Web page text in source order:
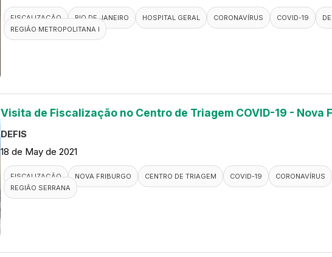
FISCALIZAÇÃO RIO DE JANEIRO HOSPITAL GERAL CORONAVÍRUS COVID-19
REGIÃO METROPOLITANA I
Visita de Fiscalização no Centro de Triagem COVID-19 - Nova
DEFIS
18 de May de 2021
FISCALIZAÇÃO NOVA FRIBURGO CENTRO DE TRIAGEM COVID-19 CORONAVÍRUS
REGIÃO SERRANA